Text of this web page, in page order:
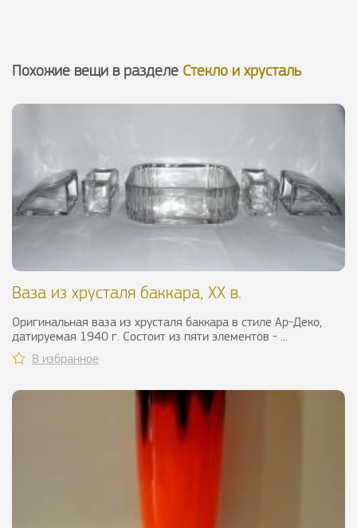
Похожие вещи в разделе Стекло и хрусталь
Ваза из хрусталя баккара, ХХ в.
Оригинальная ваза из хрусталя баккара в стиле Ар-Деко,
датируемая 1940 г. Состоит из пяти элементов - ...
В избранное